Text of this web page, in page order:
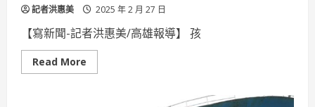
記者洪惠美 2025 年 2 月 27 日
【寫新聞-記者洪惠美/高雄報導】 孩
Read More
more